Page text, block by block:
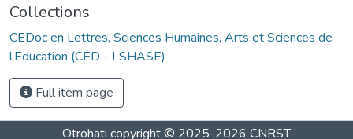
Collections
CEDoc en Lettres, Sciences Humaines, Arts et Sciences de
l’Education (CED - LSHASE)
Full item page
Otrohati copyright © 2025-2026 CNRST